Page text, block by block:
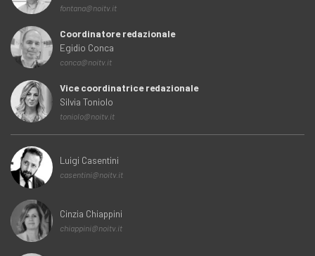
fontana@noitv.it
Coordinatore redazionale
Egidio Conca
conca@noitv.it
Vice coordinatrice redazionale
Silvia Toniolo
toniolo@noitv.it
Luigi Casentini
casentini@noitv.it
Cinzia Chiappini
chiappini@noitv.it